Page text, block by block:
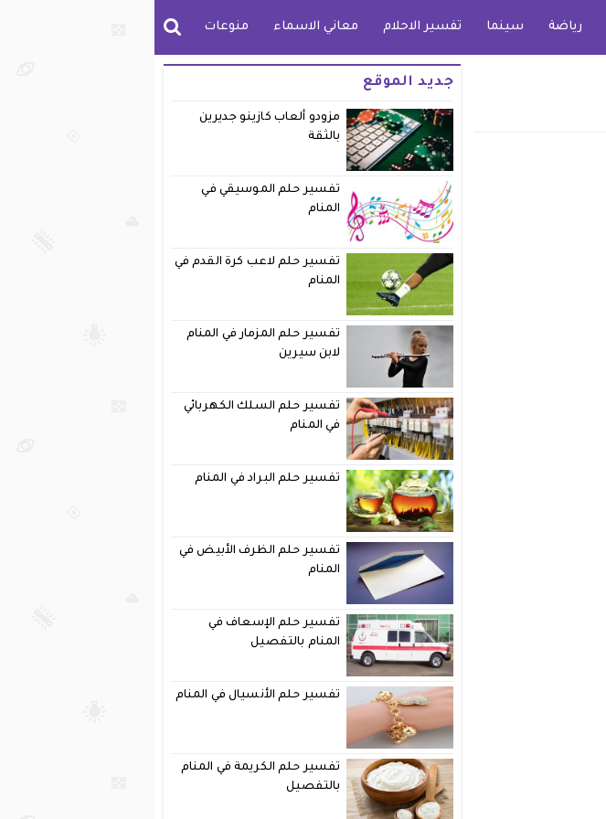
رياضة سينما تفسير الاحلام معاني الاسماء منوعات
جديد الموقع
مزودو ألعاب كازينو جديرين
بالثقة
تفسير حلم الموسيقي في
المنام
تفسير حلم لاعب كرة القدم في
المنام
تفسير حلم المزمار في المنام
لابن سيرين
تفسير حلم السلك الكهربائي
في المنام
تفسير حلم البراد في المنام
تفسير حلم الظرف الأبيض في
المنام
تفسير حلم الإسعاف في
المنام بالتفصيل
تفسير حلم الأنسيال في المنام
تفسير حلم الكريمة في المنام
بالتفصيل